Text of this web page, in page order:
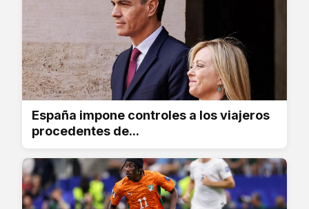
España impone controles a los viajeros
procedentes de...